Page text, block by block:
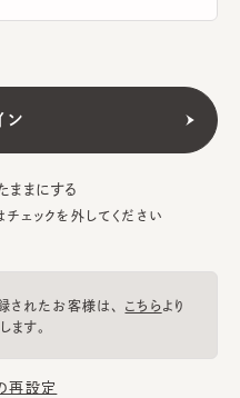
ままにする
ェックを外してください
れたお客様は、 こちらより
ます。
再設定